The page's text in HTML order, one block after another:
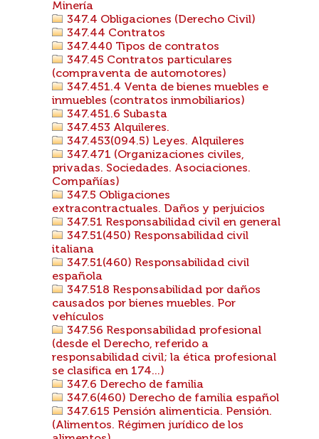
Minería
347.4 Obligaciones (Derecho Civil)
347.44 Contratos
347.440 Tipos de contratos
347.45 Contratos particulares
(compraventa de automotores)
347.451.4 Venta de bienes muebles e
inmuebles (contratos inmobiliarios)
347.451.6 Subasta
347.453 Alquileres.
347.453(094.5) Leyes. Alquileres
347.471 (Organizaciones civiles,
privadas. Sociedades. Asociaciones.
Compañías)
347.5 Obligaciones
extracontractuales. Daños y perjuicios
347.51 Responsabilidad civil en general
347.51(450) Responsabilidad civil
italiana
347.51(460) Responsabilidad civil
española
347.518 Responsabilidad por daños
causados por bienes muebles. Por
vehículos
347.56 Responsabilidad profesional
(desde el Derecho, referido a
responsabilidad civil; la ética profesional
se clasifica en 174...)
347.6 Derecho de familia
347.6(460) Derecho de familia español
347.615 Pensión alimenticia. Pensión.
(Alimentos. Régimen jurídico de los